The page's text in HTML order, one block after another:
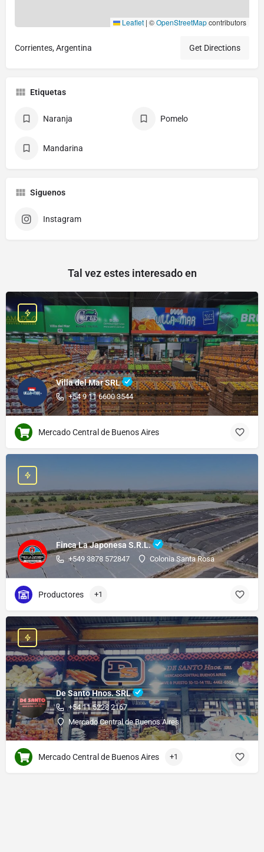
Leaflet | ©OpenStreetMapcontributors
Corrientes, Argentina Get Directions
Etiquetas
Naranja Pomelo
Mandarina
Siguenos
Instagram
Tal vez estes interesado en
Villa del Mar SRL
+54 9 11 6600 3544
Mercado Central de Buenos Aires
Finca La Japonesa S.R.L.
+549 3878 572847 Colonia Santa Rosa
Productores +1
De Santo Hnos. SRL
+54 11 5228 2167
Mercado Central de Buenos Aires
Mercado Central de Buenos Aires +1